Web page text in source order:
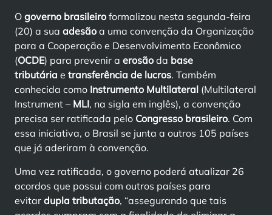
O governo brasileiro formalizou nesta segunda-feira
(20) a sua adesão a uma convenção da Organização
para a Cooperação e Desenvolvimento Econômico
(OCDE) para prevenir a erosão da base
tributária e transferência de lucros. Também
conhecida como Instrumento Multilateral (Multilateral
Instrument – MLI, na sigla em inglês), a convenção
precisa ser ratificada pelo Congresso brasileiro. Com
essa iniciativa, o Brasil se junta a outros 105 países
que já aderiram à convenção.
Uma vez ratificada, o governo poderá atualizar 26
acordos que possui com outros países para
evitar dupla tributação, “assegurando que tais